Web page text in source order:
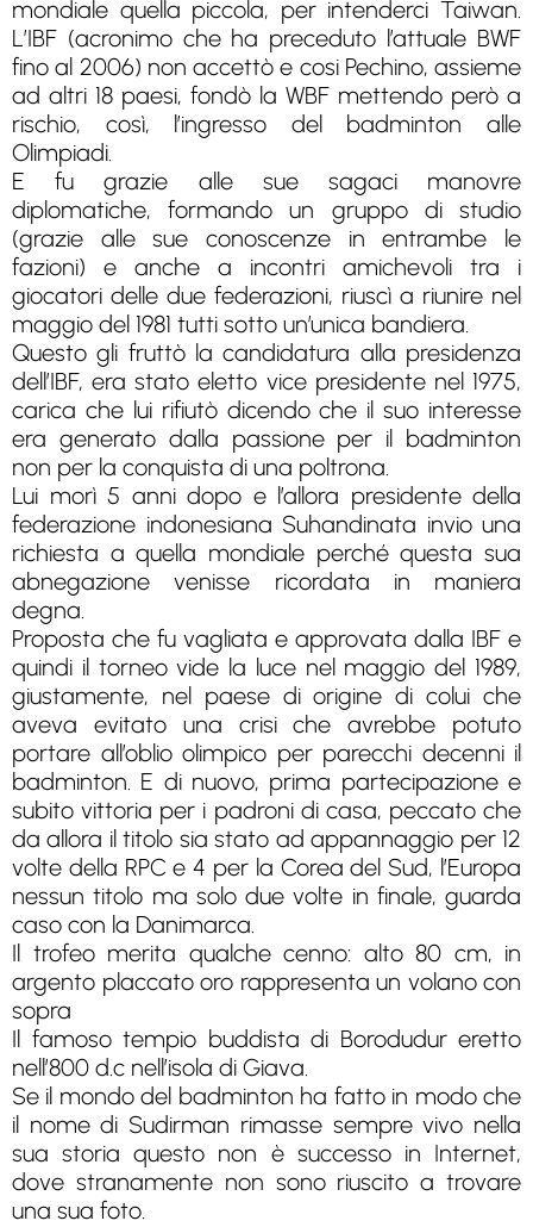
mondiale quella piccola, per intenderci Taiwan.
L’IBF (acronimo che ha preceduto l’attuale BWF
fino al 2006) non accettò e cosi Pechino, assieme
ad altri 18 paesi, fondò la WBF mettendo però a
rischio, così, l’ingresso del badminton alle
Olimpiadi.
E fu grazie alle sue sagaci manovre
diplomatiche, formando un gruppo di studio
(grazie alle sue conoscenze in entrambe le
fazioni) e anche a incontri amichevoli tra i
giocatori delle due federazioni, riuscì a riunire nel
maggio del 1981 tutti sotto un’unica bandiera.
Questo gli fruttò la candidatura alla presidenza
dell’IBF, era stato eletto vice presidente nel 1975,
carica che lui rifiutò dicendo che il suo interesse
era generato dalla passione per il badminton
non per la conquista di una poltrona.
Lui morì 5 anni dopo e l’allora presidente della
federazione indonesiana Suhandinata invio una
richiesta a quella mondiale perché questa sua
abnegazione venisse ricordata in maniera
degna.
Proposta che fu vagliata e approvata dalla IBF e
quindi il torneo vide la luce nel maggio del 1989,
giustamente, nel paese di origine di colui che
aveva evitato una crisi che avrebbe potuto
portare all’oblio olimpico per parecchi decenni il
badminton. E di nuovo, prima partecipazione e
subito vittoria per i padroni di casa, peccato che
da allora il titolo sia stato ad appannaggio per 12
volte della RPC e 4 per la Corea del Sud, l’Europa
nessun titolo ma solo due volte in finale, guarda
caso con la Danimarca.
Il trofeo merita qualche cenno: alto 80 cm, in
argento placcato oro rappresenta un volano con
sopra
Il famoso tempio buddista di Borodudur eretto
nell’800 d.c nell’isola di Giava.
Se il mondo del badminton ha fatto in modo che
il nome di Sudirman rimasse sempre vivo nella
sua storia questo non è successo in Internet,
dove stranamente non sono riuscito a trovare
una sua foto.